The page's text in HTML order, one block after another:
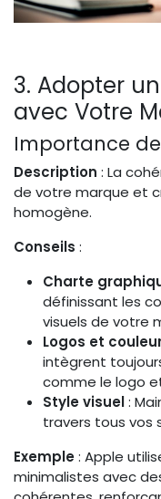
3. Adopter
avec Votre
Importance
Description : La
de votre marque et
homogène.
Conseils :
Charte
définissant les
visuels de votre
Logos et
intègrent
comme le logo
Style visuel:
travers tous vos
Exemple: Apple
minimalistes avec